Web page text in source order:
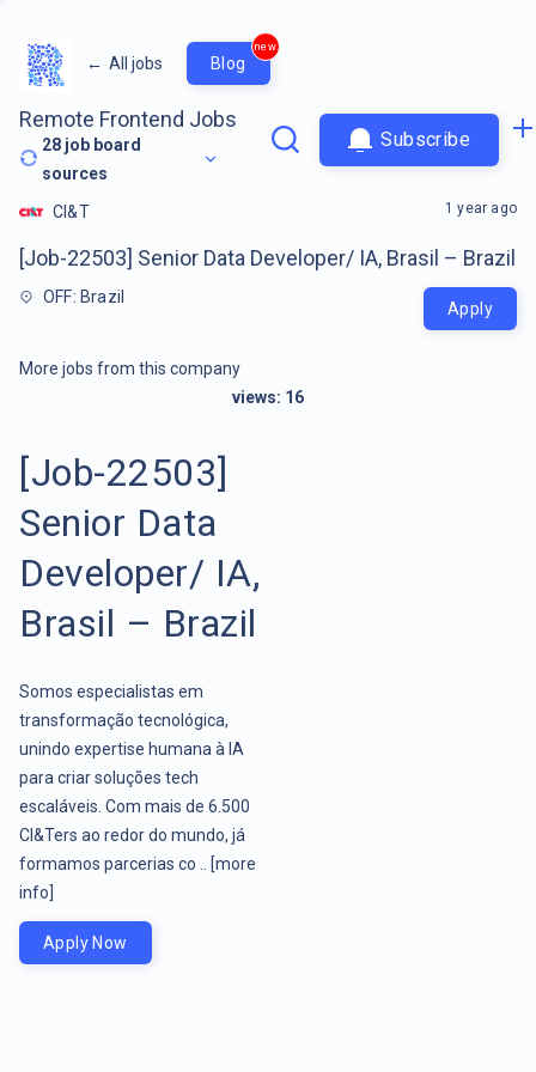
← All jobs Blog
new
Remote Frontend Jobs
28 job board
sources
Subscribe
CI&T
[Job-22503] Senior Data Developer/ IA, Brasil – Brazil
OFF: Brazil
1 year ago
Apply
More jobs from this company
views: 16
[Job-22503]
Senior Data
Developer/ IA,
Brasil – Brazil
Somos especialistas em
transformação tecnológica,
unindo expertise humana à IA
para criar soluções tech
escaláveis. Com mais de 6.500
CI&Ters ao redor do mundo, já
formamos parcerias co ..
[more
info]
Apply Now